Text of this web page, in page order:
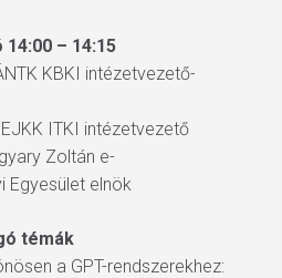
14:00 – 14:15
KBKI intézetvezető-
EJKK ITKI intézetvezető
Zoltán e-
Egyesület elnök
témák
a GPT-rendszerekhez: